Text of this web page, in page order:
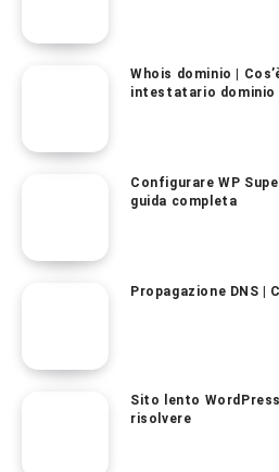
Whois dominio |
intestatario dominio
Configurare WP
guida completa
Propagazione DNS |
Sito lento
risolvere